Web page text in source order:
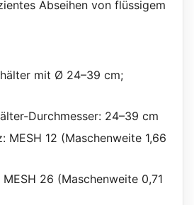
Abseihen von flüssigem
mit Ø 24–39 cm;
Durchmesser: 24–39 cm
MESH 12 (Maschenweite 1,66
MESH 26 (Maschenweite 0,71